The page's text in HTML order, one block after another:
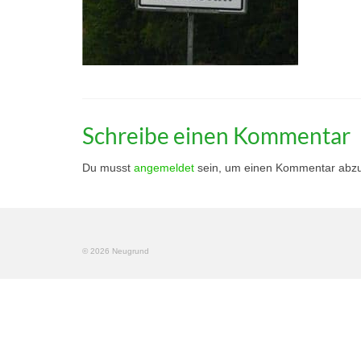
Schreibe einen Kommentar
Du musst angemeldet sein, um einen Kommentar
© 2026 Neugrund